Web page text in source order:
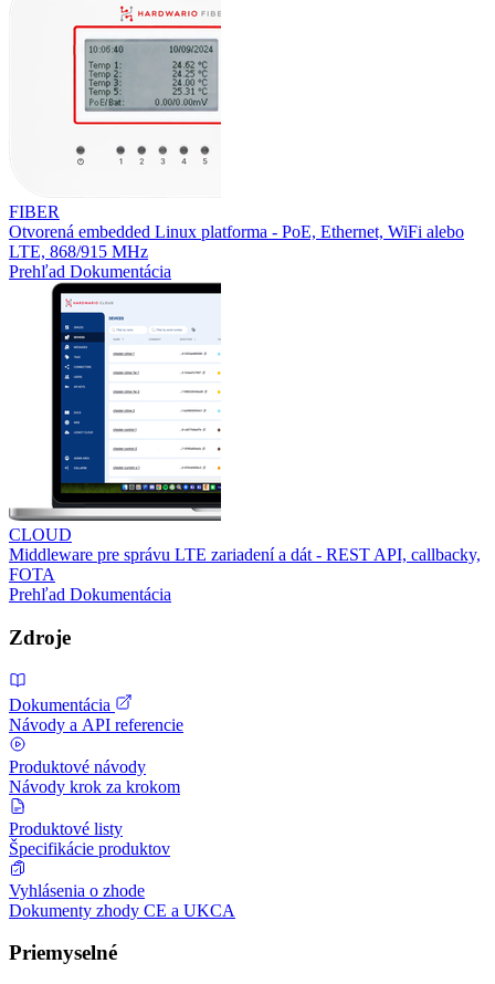
FIBER
Otvorená embedded Linux platforma - PoE, Ethernet, WiFi alebo
LTE, 868/915 MHz
Prehľad Dokumentácia
CLOUD
Middleware pre správu LTE zariadení a dát - REST API, callbacky,
FOTA
Prehľad Dokumentácia
Zdroje
Dokumentácia
Návody a API referencie
Produktové návody
Návody krok za krokom
Produktové listy
Špecifikácie produktov
Vyhlásenia o zhode
Dokumenty zhody CE a UKCA
Priemyselné